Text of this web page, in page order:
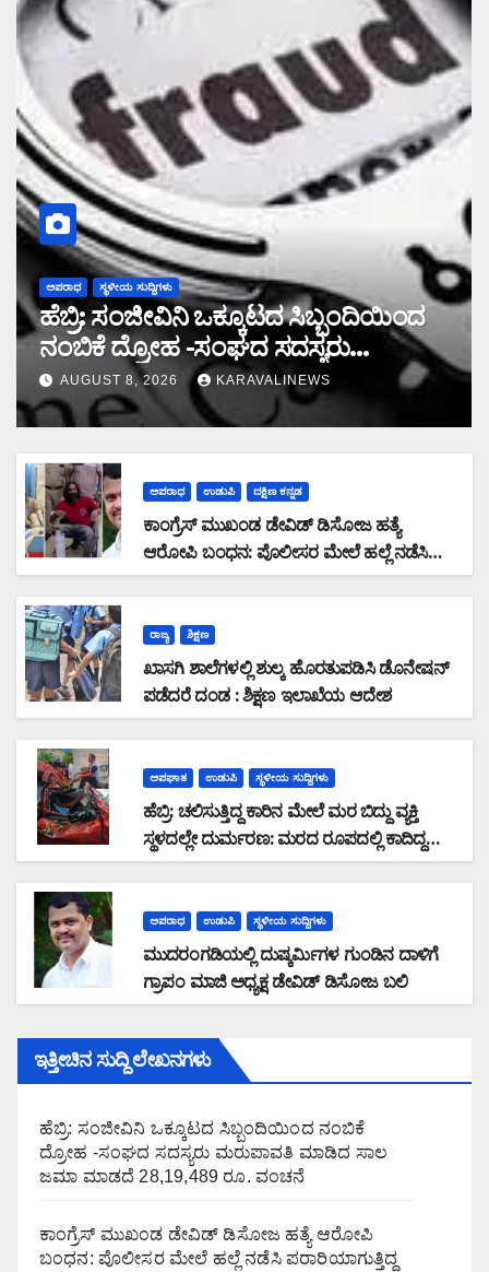
ಅಪರಾಧ ಸ್ಥಳೀಯ ಸುದ್ದಿಗಳು
ಹೆಬ್ರಿ: ಸಂಜೀವಿನಿ ಒಕ್ಕೂಟದ ಸಿಬ್ಬಂದಿಯಿಂದ
ನಂಬಿಕೆ ದ್ರೋಹ -ಸಂಘದ ಸದಸ್ಯರು
ಮರುಪಾವತಿ ಮಾಡಿದ ಸಾಲ ಜಮಾ ಮಾಡದೆ
28,19,489 ರೂ. ವಂಚನೆ
AUGUST 8, 2026 KARAVALINEWS
ಅಪರಾಧ ಉಡುಪಿ ದಕ್ಷಿಣ ಕನ್ನಡ
ಕಾಂಗ್ರೆಸ್ ಮುಖಂಡ ಡೇವಿಡ್ ಡಿಸೋಜ ಹತ್ಯೆ
ಆರೋಪಿ ಬಂಧನ: ಪೊಲೀಸರ ಮೇಲೆ ಹಲ್ಲೆ ನಡೆಸಿ
ಪರಾರಿಯಾಗುತ್ತಿದ್ದ ಆರೋಪಿ ಕಾಲಿಗೆ ಫೈರಿಂಗ್
ರಾಜ್ಯ ಶಿಕ್ಷಣ
ಖಾಸಗಿ ಶಾಲೆಗಳಲ್ಲಿ ಶುಲ್ಕ ಹೊರತುಪಡಿಸಿ ಡೊನೇಷನ್
ಪಡೆದರೆ ದಂಡ : ಶಿಕ್ಷಣ ಇಲಾಖೆಯ ಆದೇಶ
ಅಪಘಾತ ಉಡುಪಿ ಸ್ಥಳೀಯ ಸುದ್ದಿಗಳು
ಹೆಬ್ರಿ: ಚಲಿಸುತ್ತಿದ್ದ ಕಾರಿನ ಮೇಲೆ ಮರ ಬಿದ್ದು ವ್ಯಕ್ತಿ
ಸ್ಥಳದಲ್ಲೇ ದುರ್ಮರಣ: ಮರದ ರೂಪದಲ್ಲಿ ಕಾದಿದ್ದ
ಜವರಾಯ
ಅಪರಾಧ ಉಡುಪಿ ಸ್ಥಳೀಯ ಸುದ್ದಿಗಳು
ಮುದರಂಗಡಿಯಲ್ಲಿ ದುಷ್ಕರ್ಮಿಗಳ ಗುಂಡಿನ ದಾಳಿಗೆ
ಗ್ರಾಪಂ ಮಾಜಿ ಅಧ್ಯಕ್ಷ ಡೇವಿಡ್ ಡಿಸೋಜ ಬಲಿ
ಇತ್ತೀಚಿನ ಸುದ್ದಿ ಲೇಖನಗಳು
ಹೆಬ್ರಿ: ಸಂಜೀವಿನಿ ಒಕ್ಕೂಟದ ಸಿಬ್ಬಂದಿಯಿಂದ ನಂಬಿಕೆ
ದ್ರೋಹ -ಸಂಘದ ಸದಸ್ಯರು ಮರುಪಾವತಿ ಮಾಡಿದ ಸಾಲ
ಜಮಾ ಮಾಡದೆ 28,19,489 ರೂ. ವಂಚನೆ
ಕಾಂಗ್ರೆಸ್ ಮುಖಂಡ ಡೇವಿಡ್ ಡಿಸೋಜ ಹತ್ಯೆ ಆರೋಪಿ
ಬಂಧನ: ಪೊಲೀಸರ ಮೇಲೆ ಹಲ್ಲೆ ನಡೆಸಿ ಪರಾರಿಯಾಗುತ್ತಿದ್ದ